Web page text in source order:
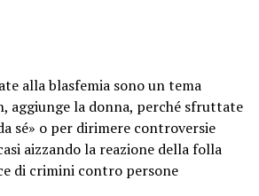
alla blasfemia sono un tema
aggiunge la donna, perché sfruttate
sé» o per dirimere controversie
aizzando la reazione della folla
di crimini contro persone